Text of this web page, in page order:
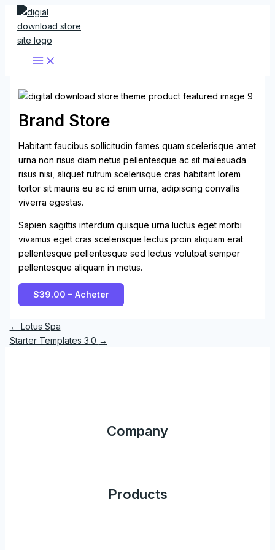
Aller
contenu
Brand Store
Habitant faucibus sollicitudin fames quam scelerisque amet
urna non risus diam netus pellentesque ac sit malesuada
risus nisi, aliquet rutrum scelerisque cras habitant lorem
tortor sit mauris eu ac id enim urna, adipiscing convallis
viverra egestas.
Sapien sagittis interdum quisque urna luctus eget morbi
vivamus eget cras scelerisque lectus proin aliquam erat
pellentesque pellentesque sed lectus volutpat semper
pellentesque aliquam in metus.
$39.00 – Acheter
← Lotus Spa
Starter Templates 3.0 →
Company
Products